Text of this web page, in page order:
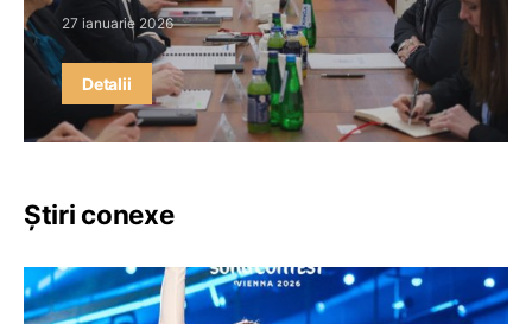
27 ianuarie 2026
Detalii
Știri conexe